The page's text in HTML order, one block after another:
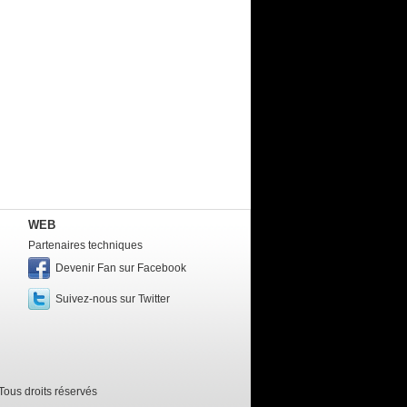
WEB
Partenaires techniques
Devenir Fan sur Facebook
Suivez-nous sur Twitter
droits réservés